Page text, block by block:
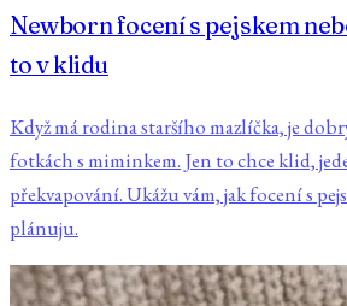
Newborn focení s pejskem
to v klidu
Když má rodina staršího mazlíčka, je
fotkách s miminkem. Jen to chce klid,
překvapování. Ukážu vám, jak focení s
plánuju.